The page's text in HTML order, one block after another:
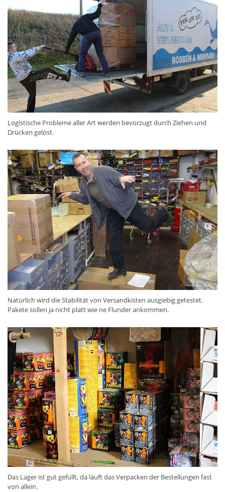
Logistische Probleme aller Art werden bevorzugt durch Ziehen und
Drücken gelöst.
Natürlich wird die Stabilität von Versandkisten ausgiebig getestet.
Pakete sollen ja nicht platt wie ne Flunder ankommen.
Das Lager ist gut gefüllt, da läuft das Verpacken der Bestellungen fast
von allein.